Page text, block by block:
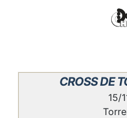
CROSS DE
15/